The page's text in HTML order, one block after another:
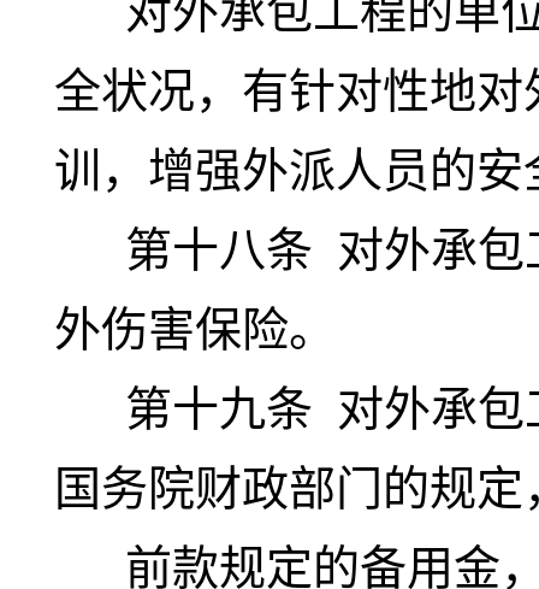
对外承包工程的单位
全状况，有针对性地
训，增强外派人员的
第十八条 对外承
外伤害保险。
第十九条 对外承
国务院财政部门的规
前款规定的备用金，